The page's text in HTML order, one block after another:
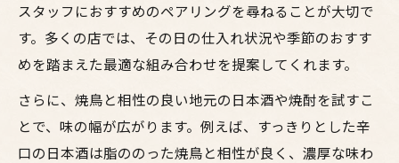
スタッフにおすすめのペアリングを尋ねることが大切で
す。多くの店では、その日の仕入れ状況や季節のおすす
めを踏まえた最適な組み合わせを提案してくれます。
さらに、焼鳥と相性の良い地元の日本酒や焼酎を試すこ
とで、味の幅が広がります。例えば、すっきりとした辛
口の日本酒は脂ののった焼鳥と相性が良く、濃厚な味わ